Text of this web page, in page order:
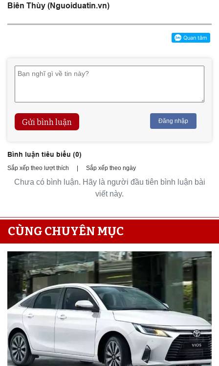
Biên Thùy (Nguoiduatin.vn)
Gửi bình luận Đăng nhập
Bình luận tiêu biểu (0)
Sắp xếp theo lượt thích | Sắp xếp theo ngày
Chưa có bình luận. Hãy là người đầu tiên bình luận bài
viết này.
CÙNG CHUYÊN MỤC